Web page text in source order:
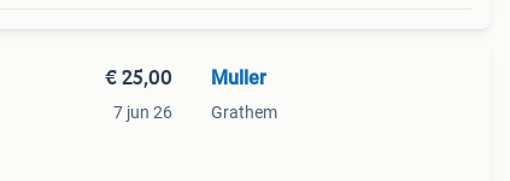
€ 25,00
7 jun 26
Muller
Grathem